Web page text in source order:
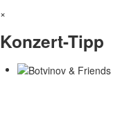
×
Konzert-Tipp